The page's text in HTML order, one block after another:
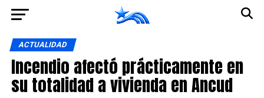
ACTUALIDAD
Incendio afectó prácticamente en
su totalidad a vivienda en Ancud
Ir a la versión móvil